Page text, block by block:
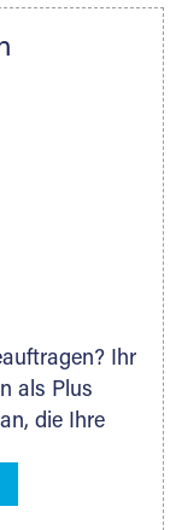
und zu
Ihr
als Plus
die Ihre
von